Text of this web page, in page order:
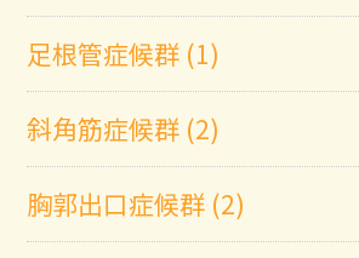
足根管症候群 (1)
斜角筋症候群 (2)
胸郭出口症候群 (2)